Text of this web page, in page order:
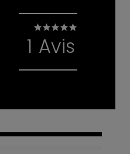
5.0 star rating
1 Avis